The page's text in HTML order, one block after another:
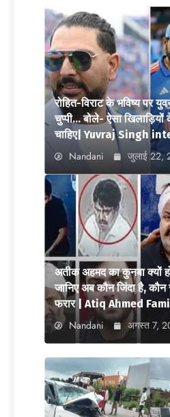
रोहित-विराट के भविष्य पर
चुप्पी… बोले- ऐसा खिलाड़ियों
चाहिए| Yuvraj Singh
Nandani जुलाई 22,
अतीक अहमद का कुनबा क्यों
जानिए अब कौन जिंदा है,
फरार | Atiq Ahmed
Nandani अगस्त 7,